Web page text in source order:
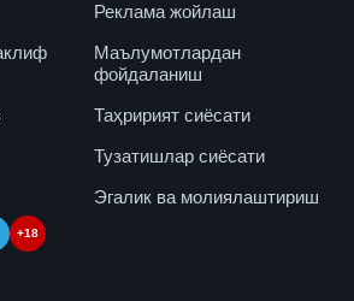
Реклама жойлаш
Маълумотлардан
фойдаланиш
Таҳририят сиёсати
Тузатишлар сиёсати
Эгалик ва молиялаштириш
+18